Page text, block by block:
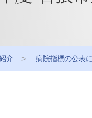
介 病院指標の公表